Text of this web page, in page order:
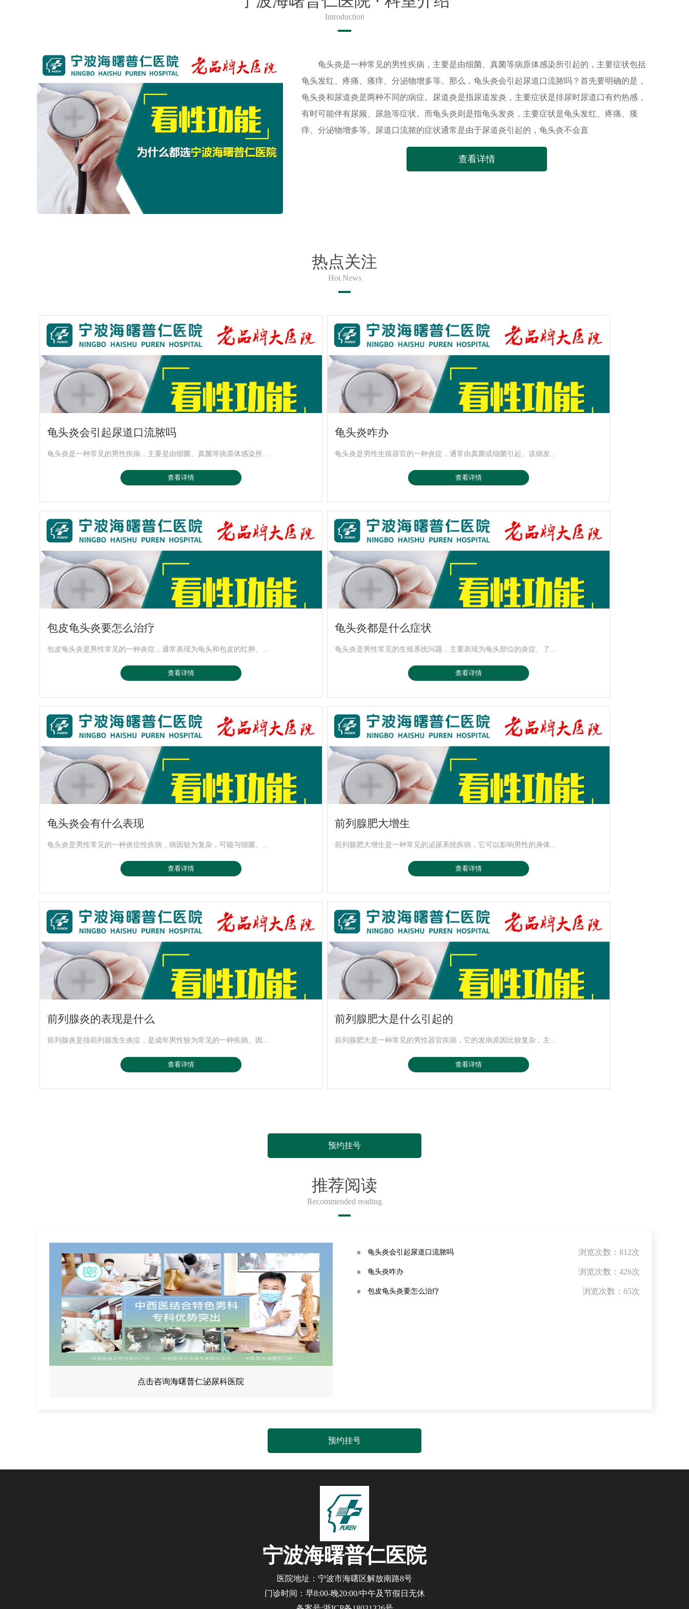
Introduction
龟头炎是一种常见的男性疾病，主要是由细菌、真菌等病原体感染所引起的，主要症状包括
龟头发红、疼痛、瘙痒、分泌物增多等。那么，龟头炎会引起尿道口流脓吗？首先要明确的是，
龟头炎和尿道炎是两种不同的病症。尿道炎是指尿道发炎，主要症状是排尿时尿道口有灼热感，
有时可能伴有尿频、尿急等症状。而龟头炎则是指龟头发炎，主要症状是龟头发红、疼痛、瘙
痒、分泌物增多等。尿道口流脓的症状通常是由于尿道炎引起的，龟头炎不会直
查看详情
热点关注
Hot News
龟头炎会引起尿道口流脓吗
龟头炎是一种常见的男性疾病，主要是由细菌、真菌等病原体感染所...
查看详情
龟头炎咋办
龟头炎是男性生殖器官的一种炎症，通常由真菌或细菌引起。该病发...
查看详情
包皮龟头炎要怎么治疗
包皮龟头炎是男性常见的一种炎症，通常表现为龟头和包皮的红肿、...
查看详情
龟头炎都是什么症状
龟头炎是男性常见的生殖系统问题，主要表现为龟头部位的炎症。了...
查看详情
龟头炎会有什么表现
龟头炎是男性常见的一种炎症性疾病，病因较为复杂，可能与细菌、...
查看详情
前列腺肥大增生
前列腺肥大增生是一种常见的泌尿系统疾病，它可以影响男性的身体...
查看详情
前列腺炎的表现是什么
前列腺炎是指前列腺发生炎症，是成年男性较为常见的一种疾病。因...
查看详情
前列腺肥大是什么引起的
前列腺肥大是一种常见的男性器官疾病，它的发病原因比较复杂，主...
查看详情
预约挂号
推荐阅读
Recommended reading
点击咨询海曙普仁泌尿科医院
● 龟头炎会引起尿道口流脓吗 浏览次数： 812次
● 龟头炎咋办 浏览次数： 426次
● 包皮龟头炎要怎么治疗 浏览次数： 65次
预约挂号
宁波海曙普仁医院
医院地址：宁波市海曙区解放南路8号
门诊时间：早8:00-晚20:00/中午及节假日无休